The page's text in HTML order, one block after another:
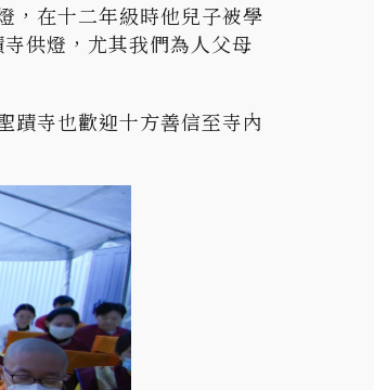
，在十二年級時他兒子被學
供燈，尤其我們為人父母
蹟寺也歡迎十方善信至寺內